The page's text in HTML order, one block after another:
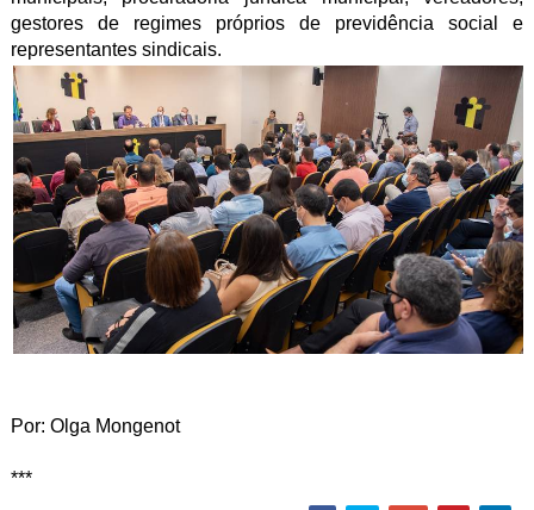
gestores de regimes próprios de previdência social e
representantes sindicais.
Por: Olga Mongenot
***